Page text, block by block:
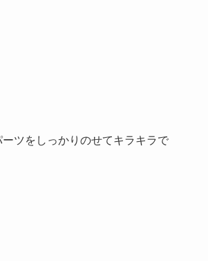
ツをしっかりのせてキラキラで